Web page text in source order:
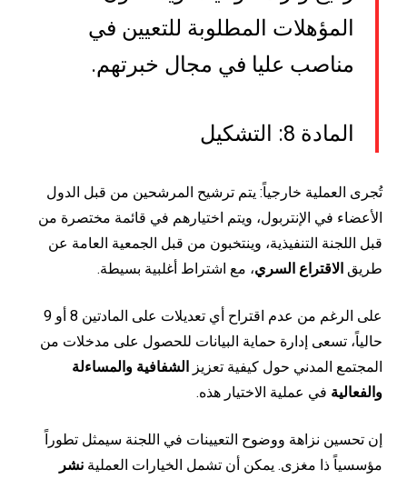
المؤهلات المطلوبة للتعيين في
مناصب عليا في مجال خبرتهم.
المادة 8: التشكيل
تُجرى العملية خارجياً: يتم ترشيح المرشحين من قبل الدول
الأعضاء في الإنتربول، ويتم اختيارهم في قائمة مختصرة من
قبل اللجنة التنفيذية، وينتخبون من قبل الجمعية العامة عن
طريقالاقتراع السري، مع اشتراط أغلبية بسيطة.
على الرغم من عدم اقتراح أي تعديلات على المادتين 8 أو 9
حالياً، تسعى إدارة حماية البيانات للحصول على مدخلات من
المجتمع المدني حول كيفية تعزيز الشفافية والمساءلة
والفعالية في عملية الاختيار هذه.
إن تحسين نزاهة ووضوح التعيينات في اللجنة سيمثل تطوراً
مؤسسياً ذا مغزى. يمكن أن تشمل الخيارات العملية نشر